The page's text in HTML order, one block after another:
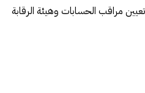
مراقب الحسابات وهيئة الرقابة